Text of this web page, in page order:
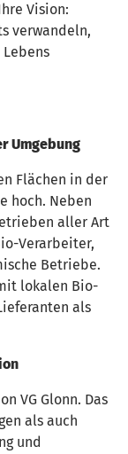
Vision:
verwandeln,
Umgebung
Flächen in der
hoch. Neben
aller Art
Verarbeiter,
Betriebe.
lokalen Bio-
als
VG Glonn. Das
als auch
und